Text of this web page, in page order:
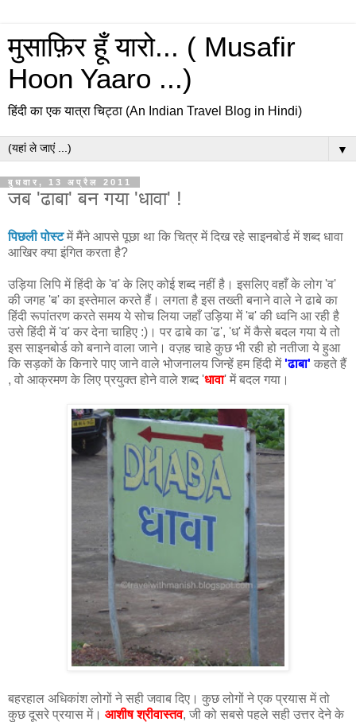
मुसाफ़िर हूँ यारो... ( Musafir
Hoon Yaaro ...)
हिंदी का एक यात्रा चिट्ठा (An Indian Travel Blog in Hindi)
▼
बुधवार, 13 अप्रैल 2011
जब 'ढाबा' बन गया 'धावा' !
पिछली पोस्ट में मैंने आपसे पूछा था कि चित्र में दिख रहे साइनबोर्ड में शब्द धावा
आखिर क्या इंगित करता है?
उड़िया लिपि में हिंदी के 'व' के लिए कोई शब्द नहीं है। इसलिए वहाँ के लोग 'व'
की जगह 'ब' का इस्तेमाल करते हैं। लगता है इस तख्ती बनाने वाले ने ढाबे का
हिंदी रूपांतरण करते समय ये सोच लिया जहाँ उड़िया में 'ब' की ध्वनि आ रही है
उसे हिंदी में 'व' कर देना चाहिए :)। पर ढाबे का 'ढ', 'ध' में कैसे बदल गया ये तो
इस साइनबोर्ड को बनाने वाला जाने। वज़ह चाहे कुछ भी रही हो नतीजा ये हुआ
कि सड़कों के किनारे पाए जाने वाले भोजनालय जिन्हें हम हिंदी में'ढाबा' कहते हैं
, वो आक्रमण के लिए प्रयुक्त होने वाले शब्द 'धावा' में बदल गया।
बहरहाल अधिकांश लोगों ने सही जवाब दिए। कुछ लोगों ने एक प्रयास में तो
कुछ दूसरे प्रयास में। आशीष श्रीवास्तव, जी को सबसे पहले सही उत्तर देने के